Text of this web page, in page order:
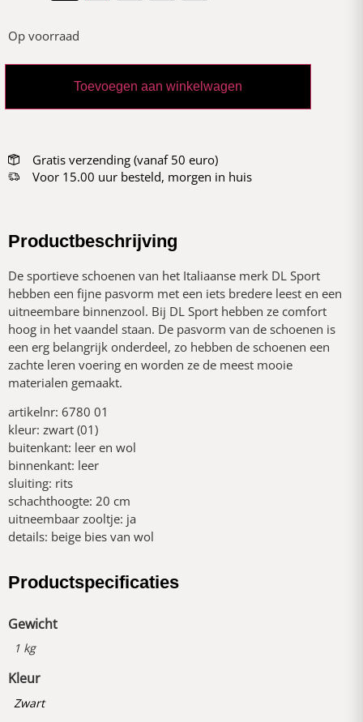
Op voorraad
Toevoegen aan winkelwagen
Gratis verzending (vanaf 50 euro)
Voor 15.00 uur besteld, morgen in huis
Productbeschrijving
De sportieve schoenen van het Italiaanse merk DL Sport
hebben een fijne pasvorm met een iets bredere leest en een
uitneembare binnenzool. Bij DL Sport hebben ze comfort
hoog in het vaandel staan. De pasvorm van de schoenen is
een erg belangrijk onderdeel, zo hebben de schoenen een
zachte leren voering en worden ze de meest mooie
materialen gemaakt.
artikelnr: 6780 01
kleur: zwart (01)
buitenkant: leer en wol
binnenkant: leer
sluiting: rits
schachthoogte: 20 cm
uitneembaar zooltje: ja
details: beige bies van wol
Productspecificaties
Gewicht
1 kg
Kleur
Zwart